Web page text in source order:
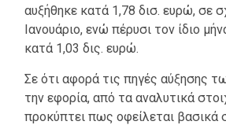
αυξήθηκε κατά 1,78 δισ. ευρώ, σε
Ιανουάριο, ενώ πέρυσι τον ίδιο
κατά 1,03 δις. ευρώ.
Σε ότι αφορά τις πηγές αύξησης
την εφορία, από τα αναλυτικά
προκύπτει πως οφείλεται βασικά